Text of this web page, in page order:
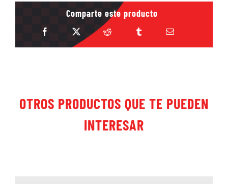
Comparte este producto
OTROS PRODUCTOS QUE TE PUEDEN
INTERESAR